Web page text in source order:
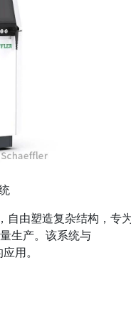
自由塑造复杂结构，专
生产。该系统与
用。